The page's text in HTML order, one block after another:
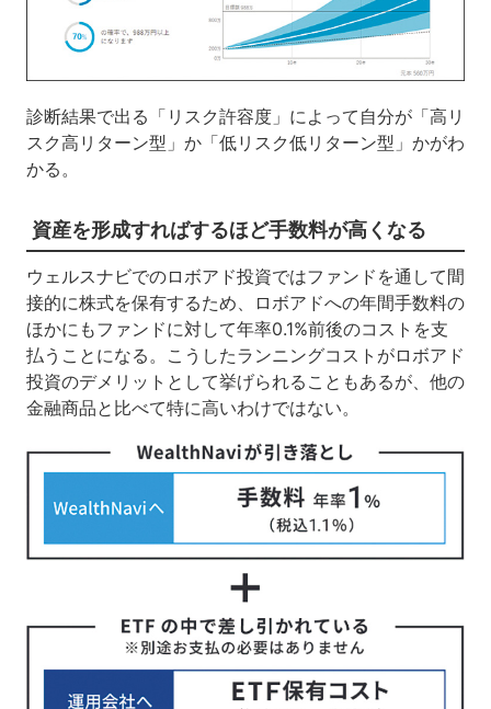
診断結果で出る「リスク許容度」によって自分が「高リ
スク高リターン型」か「低リスク低リターン型」かがわ
かる。
資産を形成すればするほど手数料が高くなる
ウェルスナビでのロボアド投資ではファンドを通して間
接的に株式を保有するため、ロボアドへの年間手数料の
ほかにもファンドに対して年率0.1%前後のコストを支
払うことになる。こうしたランニングコストがロボアド
投資のデメリットとして挙げられることもあるが、他の
金融商品と比べて特に高いわけではない。